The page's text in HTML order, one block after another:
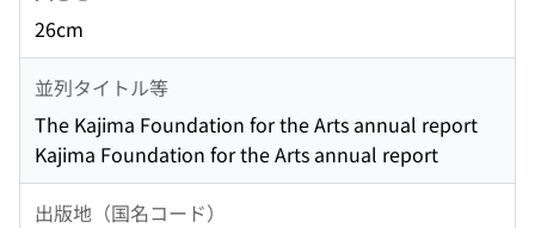
26cm
並列タイトル等
The Kajima Foundation for the Arts annual report
Kajima Foundation for the Arts annual report
出版地（国名コード）